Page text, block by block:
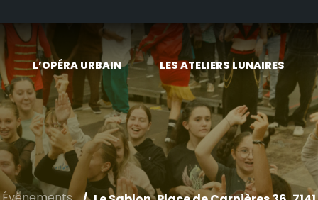
L’OPÉRA URBAIN LES ATELIERS LUNAIRES